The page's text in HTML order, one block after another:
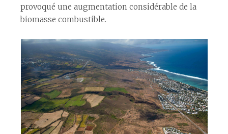
provoqué une augmentation considérable de la
biomasse combustible.